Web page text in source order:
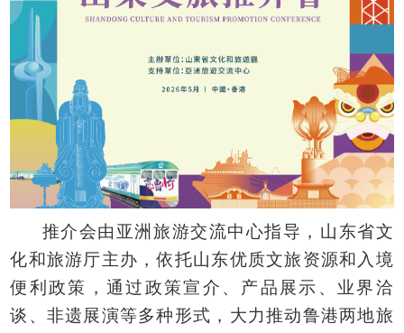
推介会由亚洲旅游交流中心指导，山东省文
化和旅游厅主办，依托山东优质文旅资源和入境
便利政策，通过政策宣介、产品展示、业界洽
谈、非遗展演等多种形式，大力推动鲁港两地旅